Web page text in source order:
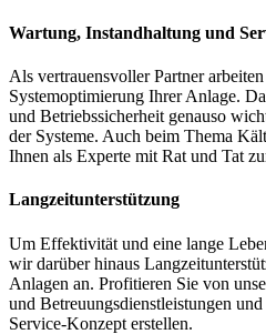
Wartung, Instandhaltung und
Als vertrauensvoller Partner
Systemoptimierung Ihrer Anlage.
und Betriebssicherheit genauso
der Systeme. Auch beim Thema
Ihnen als Experte mit Rat und Tat
Langzeitunterstützung
Um Effektivität und eine lange
wir darüber hinaus
Anlagen an. Profitieren Sie von
und Betreuungsdienstleistungen
Service-Konzept erstellen.